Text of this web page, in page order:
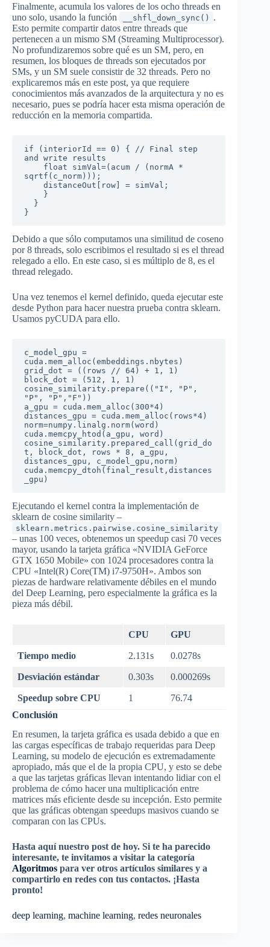
Finalmente, acumula los valores de los ocho threads en
uno solo, usando la función
__shfl_down_sync()
.
Esto permite compartir datos entre threads que
pertenecen a un mismo SM (Streaming Multiprocessor).
No profundizaremos sobre qué es un SM, pero, en
resumen, los bloques de threads son ejecutados por
SMs, y un SM suele consistir de 32 threads. Pero no
explicaremos más en este post, ya que requiere
conocimientos más avanzados de la arquitectura y no es
necesario, pues se podría hacer esta misma operación de
reducción en la memoria compartida.
if (interiorId == 0) { // Final step
and write results
sqrtf(c_norm)));
}
Debido a que sólo computamos una similitud de coseno
por 8 threads, solo escribimos el resultado si es el thread
relegado a ello. En este caso, si es múltiplo de 8, es el
thread relegado.
Una vez tenemos el kernel definido, queda ejecutar este
desde Python para hacer nuestra prueba contra sklearn.
Usamos pyCUDA para ello.
c_model_gpu =
cuda.mem_alloc(embeddings.nbytes)
grid_dot = ((rows // 64) + 1, 1)
block_dot = (512, 1, 1)
cosine_similarity.prepare(("I", "P",
"P", "P","F"))
a_gpu = cuda.mem_alloc(300*4)
distances_gpu = cuda.mem_alloc(rows*4)
norm=numpy.linalg.norm(word)
cuda.memcpy_htod(a_gpu, word)
cosine_similarity.prepared_call(grid_do
t, block_dot, rows * 8, a_gpu,
distances_gpu, c_model_gpu,norm)
cuda.memcpy_dtoh(final_result,distances
_gpu)
Ejecutando el kernel contra la implementación de
sklearn de cosine similarity –
sklearn.metrics.pairwise.cosine_similarity
– unas 100 veces, obtenemos un speedup casi 70 veces
mayor, usando la tarjeta gráfica «NVIDIA GeForce
GTX 1650 Mobile» con 1024 procesadores contra la
CPU «Intel(R) Core(TM) i7-9750H». Ambos son
piezas de hardware relativamente débiles en el mundo
del Deep Learning, pero especialmente la gráfica es la
pieza más débil.
CPU GPU
Tiempo medio 2.131s 0.0278s
Desviación estándar 0.303s 0.000269s
Speedup sobre CPU 1
76.74
Conclusión
En resumen, la tarjeta gráfica es usada debido a que en
las cargas específicas de trabajo requeridas para Deep
Learning, su modelo de ejecución es extremadamente
apropiado, más que el de la propia CPU, y esto se debe
a que las tarjetas gráficas llevan intentando lidiar con el
problema de cómo hacer una multiplicación entre
matrices más eficiente desde su incepción. Esto permite
que las gráficas obtengan speedups masivos cuando se
comparan con las CPUs.
Hasta aquí nuestro post de hoy. Si te ha parecido
interesante, te invitamos a visitar la categoría
Algoritmos para ver otros artículos similares y a
compartirlo en redes con tus contactos. ¡Hasta
pronto!
deep learning, machine learning, redes neuronales